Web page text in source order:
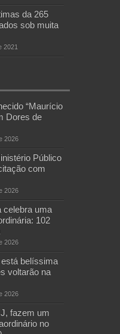
da 265
sob muita
2021
“Maurício
Dores de
2026
Público
com
2026
celebra uma
102
2026
belíssima
voltarão na
2026
fazem um
no